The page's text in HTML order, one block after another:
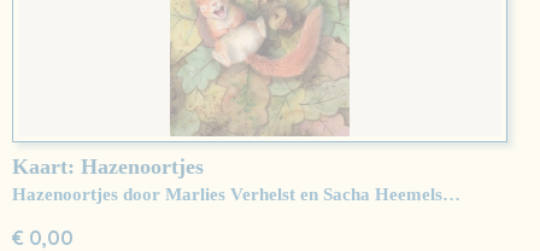
Kaart: Hazenoortjes
Hazenoortjes door Marlies Verhelst en Sacha Heemels…
€ 0,00